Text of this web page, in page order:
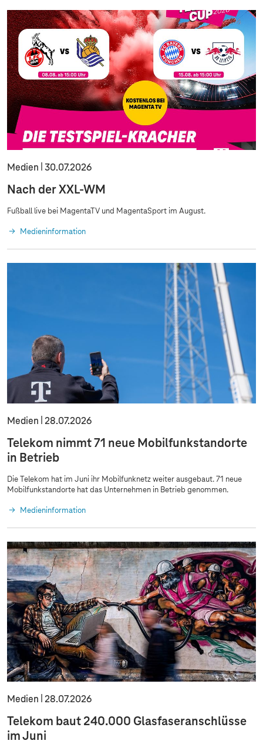
Medien 30.07.2026
Nach der XXL-WM
Fußball live bei MagentaTV und MagentaSport im August.
Medieninformation
Medien 28.07.2026
Telekom nimmt 71 neue Mobilfunkstandorte
in Betrieb
Die Telekom hat im Juni ihr Mobilfunknetz weiter ausgebaut. 71 neue
Mobilfunkstandorte hat das Unternehmen in Betrieb genommen.
Medieninformation
Medien 28.07.2026
Telekom baut 240.000 Glasfaseranschlüsse
im Juni